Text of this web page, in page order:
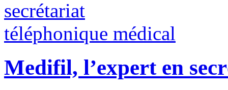
Medifil, l’expert en